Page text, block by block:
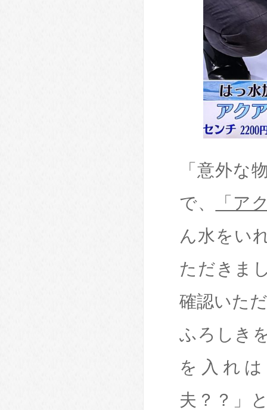
「意外な
で、
「ア
ん水をい
ただきま
確認いた
ふろしき
を入れ
夫？？」